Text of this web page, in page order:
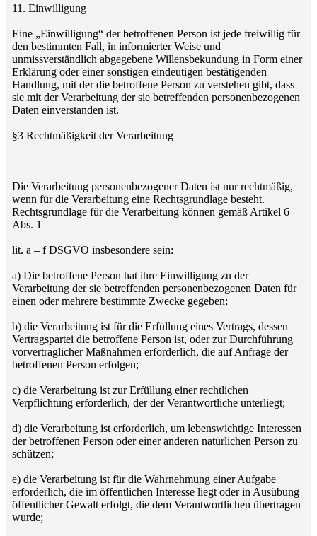
11. Einwilligung
Eine „Einwilligung“ der betroffenen Person ist jede freiwillig für
den bestimmten Fall, in informierter Weise und
unmissverständlich abgegebene Willensbekundung in Form einer
Erklärung oder einer sonstigen eindeutigen bestätigenden
Handlung, mit der die betroffene Person zu verstehen gibt, dass
sie mit der Verarbeitung der sie betreffenden personenbezogenen
Daten einverstanden ist.
§3 Rechtmäßigkeit der Verarbeitung
Die Verarbeitung personenbezogener Daten ist nur rechtmäßig,
wenn für die Verarbeitung eine Rechtsgrundlage besteht.
Rechtsgrundlage für die Verarbeitung können gemäß Artikel 6
Abs. 1
lit. a – f DSGVO insbesondere sein:
a) Die betroffene Person hat ihre Einwilligung zu der
Verarbeitung der sie betreffenden personenbezogenen Daten für
einen oder mehrere bestimmte Zwecke gegeben;
b) die Verarbeitung ist für die Erfüllung eines Vertrags, dessen
Vertragspartei die betroffene Person ist, oder zur Durchführung
vorvertraglicher Maßnahmen erforderlich, die auf Anfrage der
betroffenen Person erfolgen;
c) die Verarbeitung ist zur Erfüllung einer rechtlichen
Verpflichtung erforderlich, der der Verantwortliche unterliegt;
d) die Verarbeitung ist erforderlich, um lebenswichtige Interessen
der betroffenen Person oder einer anderen natürlichen Person zu
schützen;
e) die Verarbeitung ist für die Wahrnehmung einer Aufgabe
erforderlich, die im öffentlichen Interesse liegt oder in Ausübung
öffentlicher Gewalt erfolgt, die dem Verantwortlichen übertragen
wurde;